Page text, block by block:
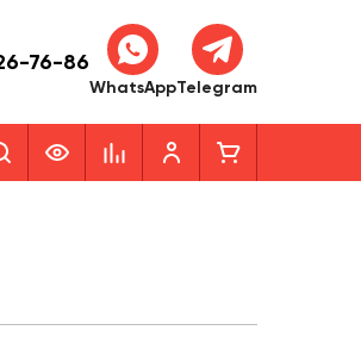
76-86
WhatsAppTelegram